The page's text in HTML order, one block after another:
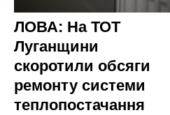
ЛОВА: На ТОТ
Луганщини
скоротили обсяги
ремонту системи
теплопостачання